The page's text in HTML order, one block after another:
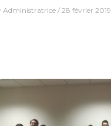
Administratrice 28 février 2019